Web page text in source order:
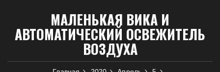
МАЛЕНЬКАЯ ВИКА И
АВТОМАТИЧЕСКИЙ ОСВЕЖИТЕЛЬ
ВОЗДУХА